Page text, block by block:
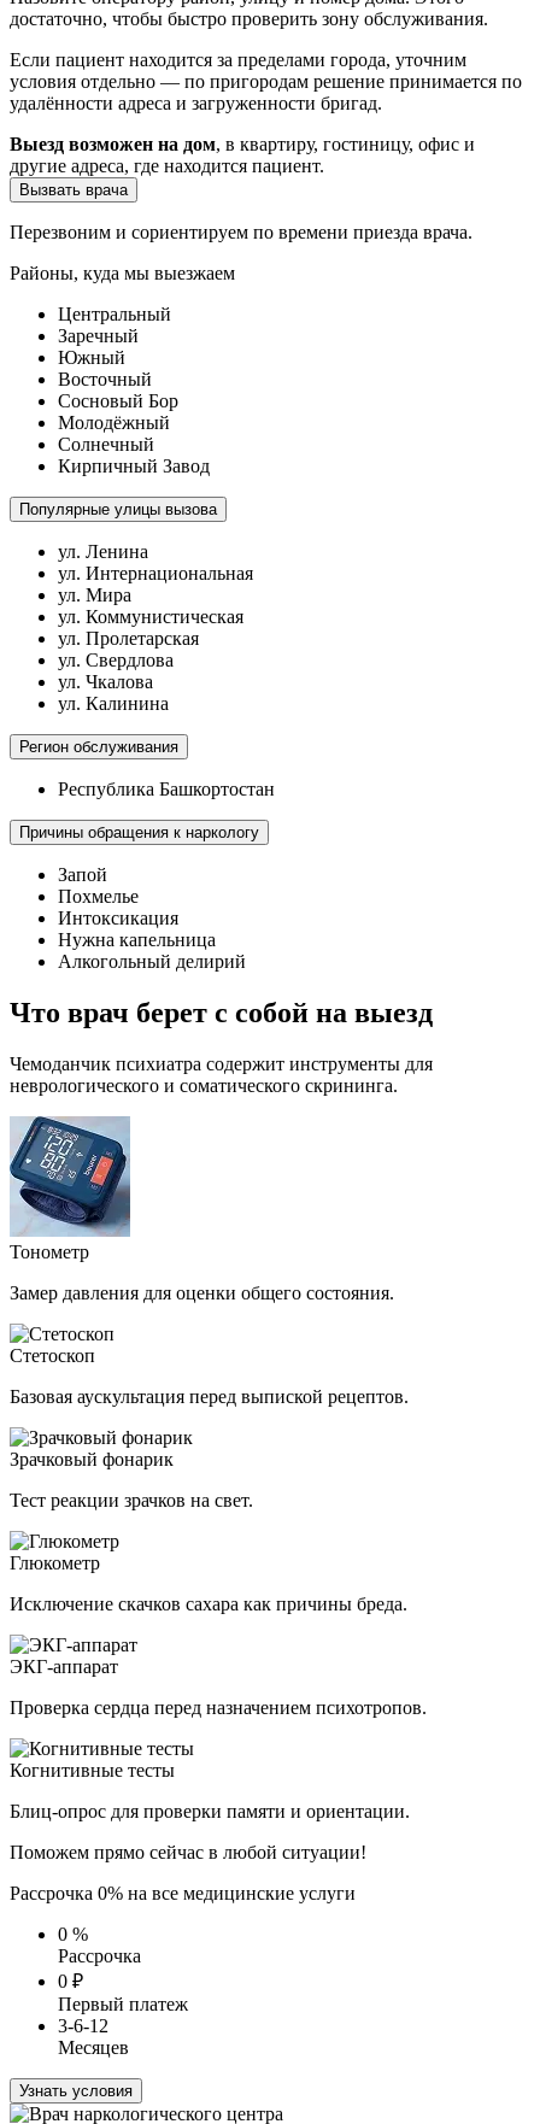
достаточно, чтобы быстро проверить зону обслуживания.
Если пациент находится за пределами города, уточним
условия отдельно — по пригородам решение принимается по
удалённости адреса и загруженности бригад.
Выезд возможен на дом, в квартиру, гостиницу, офис и
другие адреса, где находится пациент.
Вызвать врача
Перезвоним и сориентируем по времени приезда врача.
Районы, куда мы выезжаем
Центральный
Заречный
Южный
Восточный
Сосновый Бор
Молодёжный
Солнечный
Кирпичный Завод
Популярные улицы вызова
ул. Ленина
ул. Интернациональная
ул. Мира
ул. Коммунистическая
ул. Пролетарская
ул. Свердлова
ул. Чкалова
ул. Калинина
Регион обслуживания
Республика Башкортостан
Причины обращения к наркологу
Запой
Похмелье
Интоксикация
Нужна капельница
Алкогольный делирий
Что врач берет с собой на выезд
Чемоданчик психиатра содержит инструменты для
неврологического и соматического скрининга.
Тонометр
Замер давления для оценки общего состояния.
Стетоскоп
Базовая аускультация перед выпиской рецептов.
Зрачковый фонарик
Тест реакции зрачков на свет.
Глюкометр
Исключение скачков сахара как причины бреда.
ЭКГ-аппарат
Проверка сердца перед назначением психотропов.
Когнитивные тесты
Блиц-опрос для проверки памяти и ориентации.
Поможем прямо сейчас в любой ситуации!
Рассрочка 0% на все медицинские услуги
0 %
Рассрочка
0 ₽
Первый платеж
3-6-12
Месяцев
Узнать условия